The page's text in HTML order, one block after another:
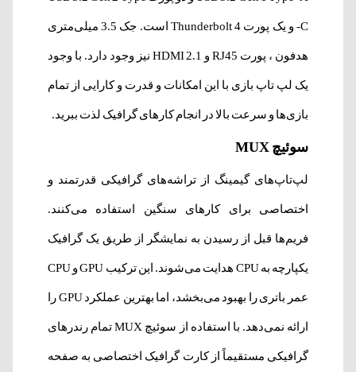
-C و یک پورت Thunderbolt 4 است. جک 3.5 میلی‌متری
هدفون ، پورت RJ45 و HDMI 2.1 نیز وجود دارد. با وجود
یک لپ تاپ بازی با این امکانات و قدرت و کارایی از تمام
بازی‌ها و سرعت بالا در انجام کارهای گرافیک لذت ببرید.
سوئیچ MUX
لپ‌تاپ‌های گیمینگ از تراشه‌های گرافیکی قدرتمند و
اختصاصی برای کارهای سنگین استفاده می‌کنند.
فریم‌ها قبل از رسیدن به نمایشگر از طریق یک گرافیک
یکپارچه به CPU هدایت می‌شوند. این ترکیب GPU و CPU
عمر باتری را بهبود می‌بخشد، اما بهترین عملکرد GPU را
ارائه نمی‌دهد. با استفاده از سوئیچ MUX تمام رندرهای
گرافیکی مستقیماً از کارت گرافیک اختصاصی به صفحه